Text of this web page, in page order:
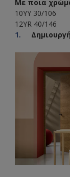
Με ποια
10YY 30/106
12YR 40/146